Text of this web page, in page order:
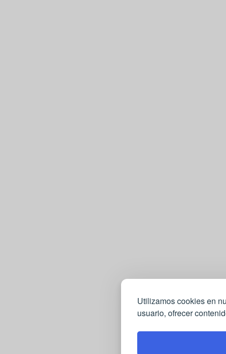
Utilizamos cookies en
usuario, ofrecer